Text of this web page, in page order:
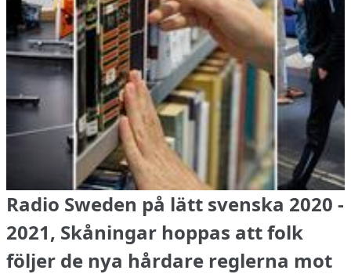
Radio Sweden på lätt svenska 2020 -
2021, Skåningar hoppas att folk
följer de nya hårdare reglerna mot